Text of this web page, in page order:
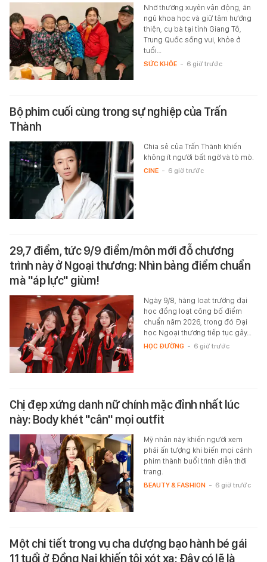
Nhờ thường xuyên vận động, ăn
ngủ khoa học và giữ tâm hướng
thiện, cụ bà tại tỉnh Giang Tô,
Trung Quốc sống vui, khỏe ở
tuổi…
SỨC KHỎE - 6 giờ trước
Bộ phim cuối cùng trong sự nghiệp của Trấn
Thành
Chia sẻ của Trấn Thành khiến
không ít người bất ngờ và tò mò.
CINE - 6 giờ trước
29,7 điểm, tức 9/9 điểm/môn mới đỗ chương
trình này ở Ngoại thương: Nhìn bảng điểm chuẩn
mà "áp lực" giùm!
Ngày 9/8, hàng loạt trường đại
học đồng loạt công bố điểm
chuẩn năm 2026, trong đó Đại
học Ngoại thương tiếp tục gây…
HỌC ĐƯỜNG - 6 giờ trước
Chị đẹp xứng danh nữ chính mặc đỉnh nhất lúc
này: Body khét "cân" mọi outfit
Mỹ nhân này khiến người xem
phải ấn tượng khi biến mọi cảnh
phim thành buổi trình diễn thời
trang.
BEAUTY & FASHION - 6 giờ trước
Một chi tiết trong vụ cha dượng bạo hành bé gái
11 tuổi ở Đồng Nai khiến tôi xót xa: Đây có lẽ là